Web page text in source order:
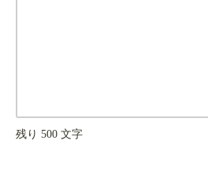
残り 500 文字